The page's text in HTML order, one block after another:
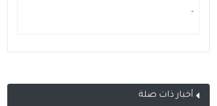
- ‏
أخبار ذات صلة